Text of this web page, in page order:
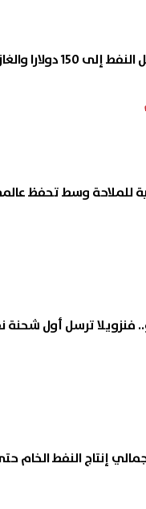
للملاحة وسط تحفظ
فنزويلا ترسل أول شحنة
إنتاج النفط الخام حتى